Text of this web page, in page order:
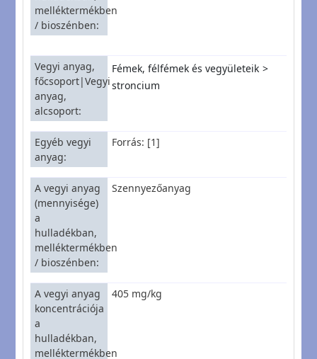
melléktermékben
/ bioszénben
Vegyi anyag,
főcsoport|Vegyi
anyag,
alcsoport
Fémek, félfémek és vegyületeik
stroncium
Egyéb vegyi
anyag
Forrás: [1]
A vegyi anyag
(mennyisége)
a
hulladékban,
melléktermékben
/ bioszénben
Szennyezőanyag
A vegyi anyag
koncentrációja
a
hulladékban,
melléktermékben
405 mg/kg